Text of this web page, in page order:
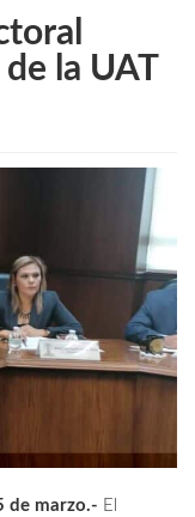
la UAT
de marzo.- El